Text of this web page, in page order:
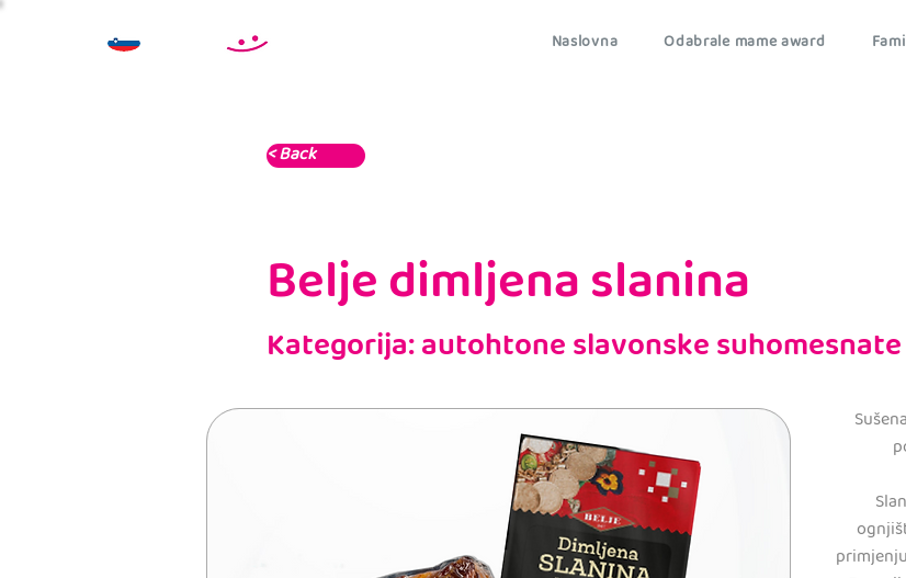
Naslovna Odabrale mame award
< Back
Belje dimljena slanina
Kategorija: autohtone slavonske